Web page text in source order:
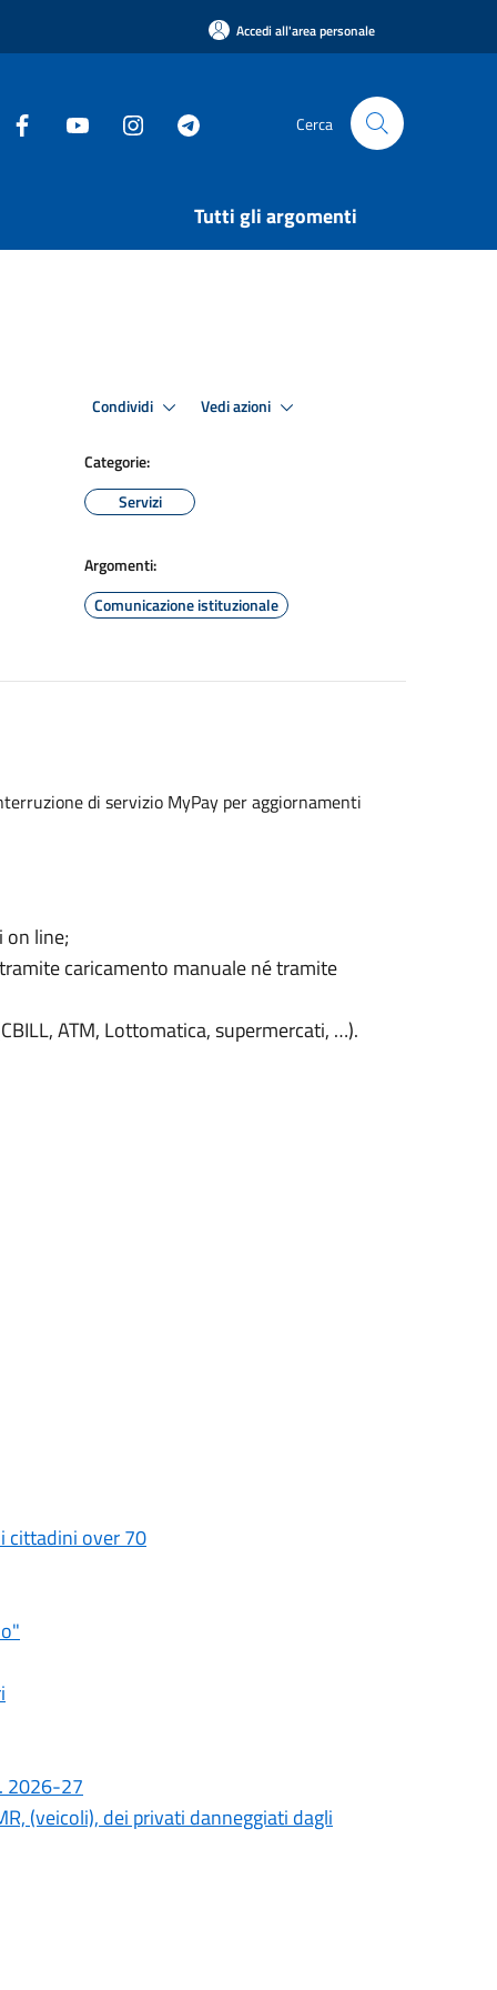
Accedi all'area personale
Cerca
Tutti gli argomenti
Condividi Vedi azioni
Categorie:
Servizi
Argomenti:
Comunicazione istituzionale
di servizio MyPay per aggiornamenti
on line;
caricamento manuale né tramite
ATM, Lottomatica, supermercati, …).
cittadini over 70
2026-27
(veicoli), dei privati danneggiati dagli